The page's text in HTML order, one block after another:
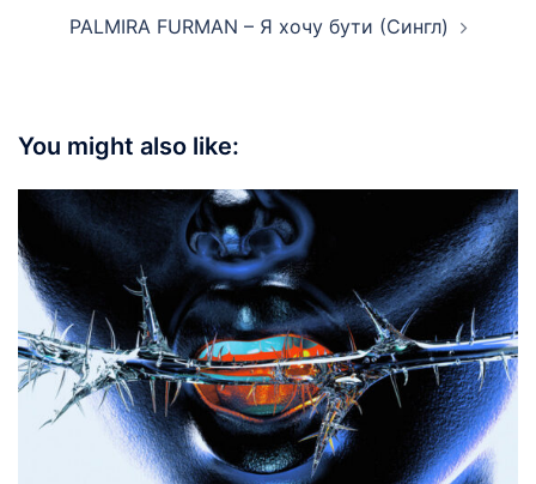
PALMIRA FURMAN – Я хочу бути (Сингл)
You might also like: